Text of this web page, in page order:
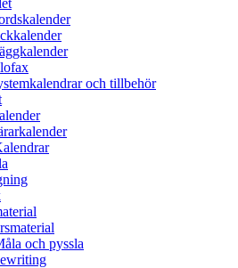
och tillbehör
och pyssla